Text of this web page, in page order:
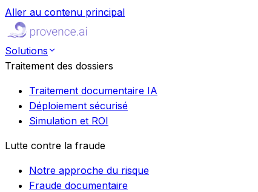
Aller au contenu principal
Solutions
Traitement des dossiers
Traitement documentaire IA
Déploiement sécurisé
Simulation et ROI
Lutte contre la fraude
Notre approche du risque
Fraude documentaire